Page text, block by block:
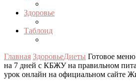
Здоровье
Таблоид
Главная ЗдоровьеДиеты Готовое
на 7 дней с КБЖУ на правильном
урок онлайн на официальном сайте